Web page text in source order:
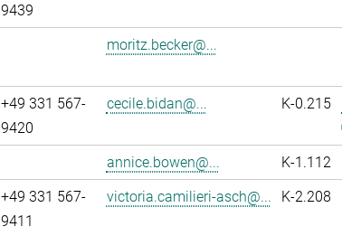
9439
moritz.becker@...
+49 331 567-
9420
cecile.bidan@... K-0.215
annice.bowen@...
K-1.112
+49 331 567-
9411
victoria.camilieri-asch@... K-2.208